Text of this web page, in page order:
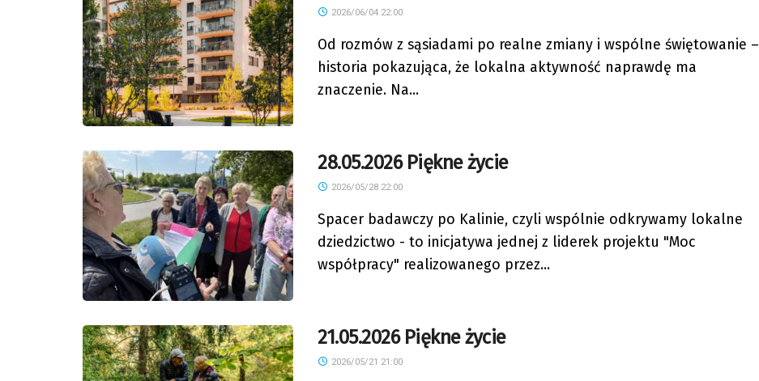
2026/06/04 22:00
Od rozmów z sąsiadami po realne zmiany i wspólne świętowanie –
historia pokazująca, że lokalna aktywność naprawdę ma
znaczenie. Na...
28.05.2026 Piękne życie
2026/05/28 22:00
Spacer badawczy po Kalinie, czyli wspólnie odkrywamy lokalne
dziedzictwo - to inicjatywa jednej z liderek projektu "Moc
współpracy" realizowanego przez...
21.05.2026 Piękne życie
2026/05/21 21:00